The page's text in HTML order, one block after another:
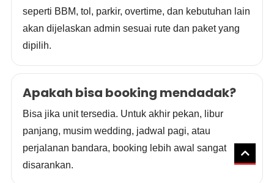
seperti BBM, tol, parkir, overtime, dan kebutuhan lain
akan dijelaskan admin sesuai rute dan paket yang
dipilih.
Apakah bisa booking mendadak?
Bisa jika unit tersedia. Untuk akhir pekan, libur
panjang, musim wedding, jadwal pagi, atau
perjalanan bandara, booking lebih awal sangat
disarankan.